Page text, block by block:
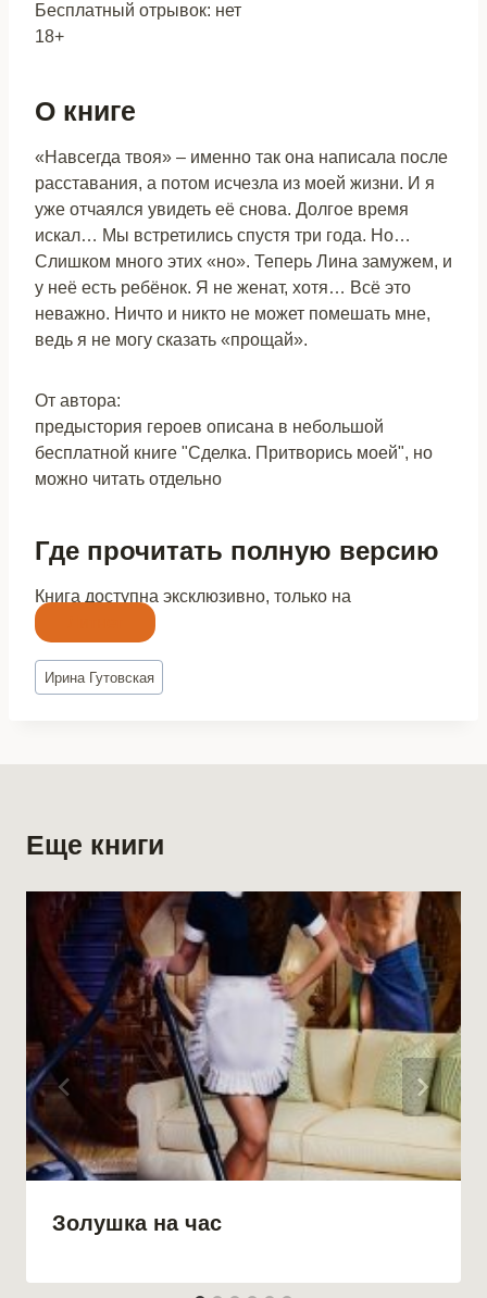
Бесплатный отрывок: нет
18+
О книге
«Навсегда твоя» – именно так она написала после
расставания, а потом исчезла из моей жизни. И я
уже отчаялся увидеть её снова. Долгое время
искал… Мы встретились спустя три года. Но…
Слишком много этих «но». Теперь Лина замужем, и
у неё есть ребёнок. Я не женат, хотя… Всё это
неважно. Ничто и никто не может помешать мне,
ведь я не могу сказать «прощай».
От автора:
предыстория героев описана в небольшой
бесплатной книге "Сделка. Притворись моей", но
можно читать отдельно
Где прочитать полную версию
Книга доступна эксклюзивно, только на
Метки
записи:
Ирина Гутовская
Еще книги
Золушка на час